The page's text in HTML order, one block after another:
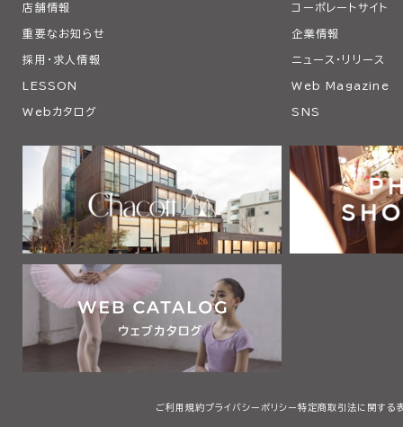
店舗情報 コーポレートサイト
重要なお知らせ 企業情報
採用・求人情報 ニュース・リリース
LESSON Web Magazine
Webカタログ SNS
ご利用規約プライバシーポリシー 特定商取引法に関する